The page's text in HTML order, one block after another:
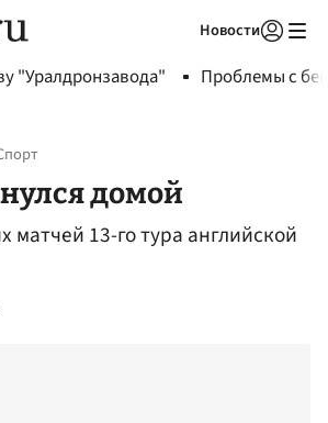
Новости
"Уралдронзавода" Проблемы с
домой
матчей 13-го тура английской